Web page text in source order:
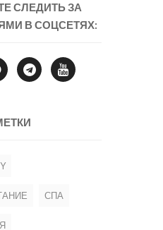
СЛЕДИТЬ ЗА
В СОЦСЕТЯХ:
СПА